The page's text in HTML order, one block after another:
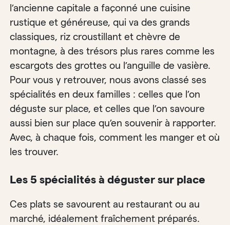
l’ancienne capitale a façonné une cuisine
rustique et généreuse, qui va des grands
classiques, riz croustillant et chèvre de
montagne, à des trésors plus rares comme les
escargots des grottes ou l’anguille de vasière.
Pour vous y retrouver, nous avons classé ses
spécialités en deux familles : celles que l’on
déguste sur place, et celles que l’on savoure
aussi bien sur place qu’en souvenir à rapporter.
Avec, à chaque fois, comment les manger et où
les trouver.
Les 5 spécialités à déguster sur place
Ces plats se savourent au restaurant ou au
marché, idéalement fraîchement préparés.